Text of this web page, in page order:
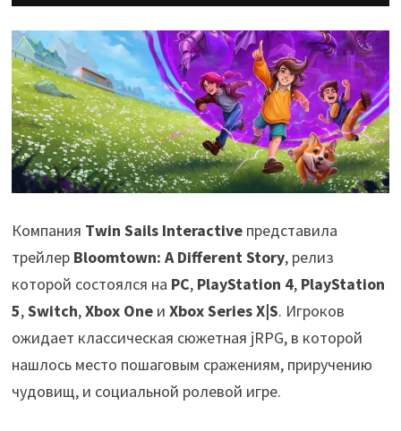
Компания Twin Sails Interactiveпредставила
трейлер Bloomtown: A Different Story, релиз
которой состоялся на PC, PlayStation 4, PlayStation
5,Switch,Xbox Oneи Xbox Series X|S. Игроков
ожидает классическая сюжетная jRPG, в которой
нашлось место пошаговым сражениям, приручению
чудовищ, и социальной ролевой игре.